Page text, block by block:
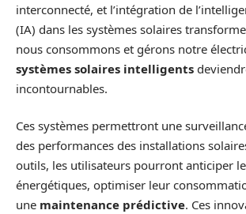
interconnecté, et l’intégration de
(IA) dans les systèmes solaires
nous consommons et gérons notre
systèmes solaires intelligents
incontournables.
Ces systèmes permettront une
des performances des installations
outils, les utilisateurs pourront anticiper
énergétiques, optimiser leur
une maintenance prédictive. Ces